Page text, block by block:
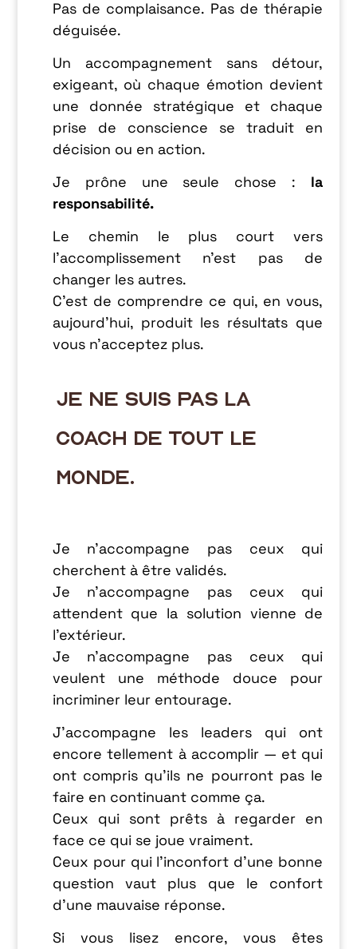
Pas de complaisance. Pas de thérapie
déguisée.
Un accompagnement sans détour,
exigeant, où chaque émotion devient
une donnée stratégique et chaque
prise de conscience se traduit en
décision ou en action.
Je prône une seule chose : la
responsabilité.
Le chemin le plus court vers
l’accomplissement n’est pas de
changer les autres.
C’est de comprendre ce qui, en vous,
aujourd’hui, produit les résultats que
vous n’acceptez plus.
je ne suis pas la
coach de tout le
monde.
Je n’accompagne pas ceux qui
cherchent à être validés.
Je n’accompagne pas ceux qui
attendent que la solution vienne de
l’extérieur.
Je n’accompagne pas ceux qui
veulent une méthode douce pour
incriminer leur entourage.
J’accompagne les leaders qui ont
encore tellement à accomplir — et qui
ont compris qu’ils ne pourront pas le
faire en continuant comme ça.
Ceux qui sont prêts à regarder en
face ce qui se joue vraiment.
Ceux pour qui l’inconfort d’une bonne
question vaut plus que le confort
d’une mauvaise réponse.
Si vous lisez encore, vous êtes